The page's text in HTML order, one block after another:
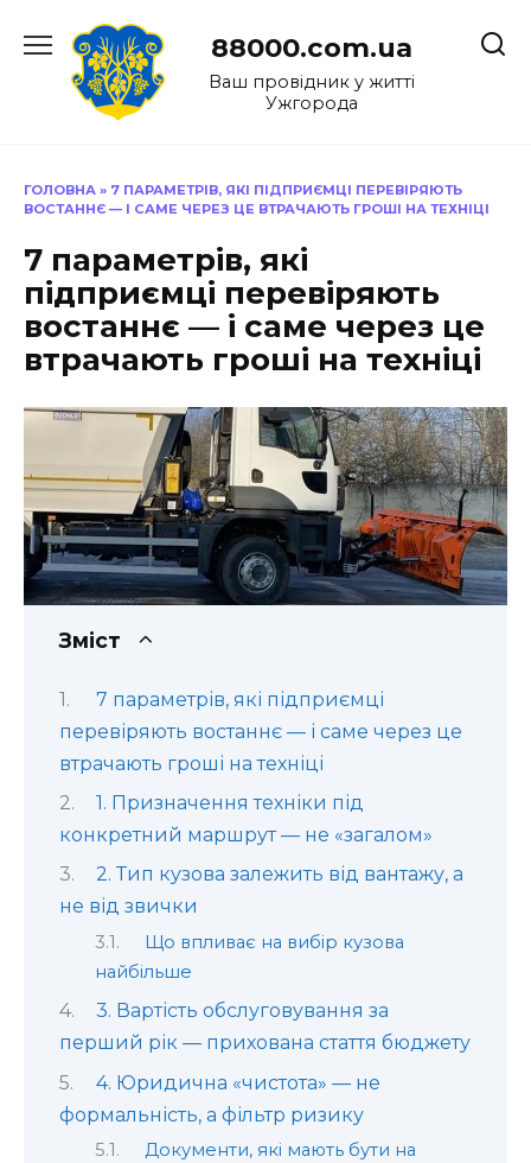
до
88000.com.ua
Ваш провідник у житті
Ужгорода
ГОЛОВНА » 7 ПАРАМЕТРІВ, ЯКІ ПІДПРИЄМЦІ ПЕРЕВІРЯЮТЬ
ВОСТАННЄ — І САМЕ ЧЕРЕЗ ЦЕ ВТРАЧАЮТЬ ГРОШІ НА ТЕХНІЦІ
7 параметрів, які
підприємці перевіряють
востаннє — і саме через це
втрачають гроші на техніці
Зміст
7 параметрів, які підприємці
перевіряють востаннє — і саме через це
втрачають гроші на техніці
1. Призначення техніки під
конкретний маршрут — не «загалом»
2. Тип кузова залежить від вантажу, а
не від звички
Що впливає на вибір кузова
найбільше
3. Вартість обслуговування за
перший рік — прихована стаття бюджету
4. Юридична «чистота» — не
формальність, а фільтр ризику
Документи, які мають бути на